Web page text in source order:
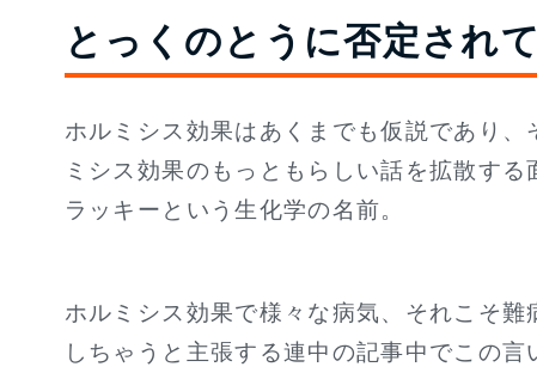
とっくのとうに否定され
ホルミシス効果はあくまでも仮説であり
ミシス効果のもっともらしい話を拡散す
ラッキーという生化学の名前。
ホルミシス効果で様々な病気、それこそ
しちゃうと主張する連中の記事中でこの